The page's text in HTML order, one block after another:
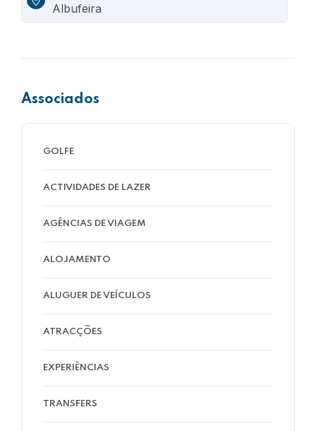
Albufeira
Associados
GOLFE
ACTIVIDADES DE LAZER
AGÊNCIAS DE VIAGEM
ALOJAMENTO
ALUGUER DE VEÍCULOS
ATRACÇÕES
EXPERIÊNCIAS
TRANSFERS